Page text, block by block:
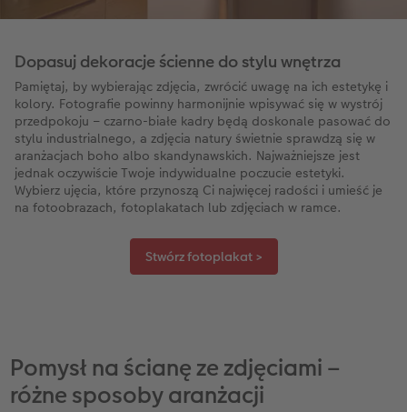
Dopasuj dekoracje ścienne do stylu wnętrza
Pamiętaj, by wybierając zdjęcia, zwrócić uwagę na ich estetykę i
kolory. Fotografie powinny harmonijnie wpisywać się w wystrój
przedpokoju – czarno-białe kadry będą doskonale pasować do
stylu industrialnego, a zdjęcia natury świetnie sprawdzą się w
aranżacjach boho albo skandynawskich. Najważniejsze jest
jednak oczywiście Twoje indywidualne poczucie estetyki.
Wybierz ujęcia, które przynoszą Ci najwięcej radości i umieść je
na fotoobrazach, fotoplakatach lub zdjęciach w ramce.
Stwórz fotoplakat >
Pomysł na ścianę ze zdjęciami –
różne sposoby aranżacji